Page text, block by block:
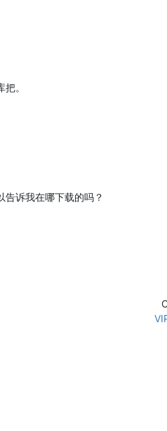
。
告诉我在哪下载的吗？